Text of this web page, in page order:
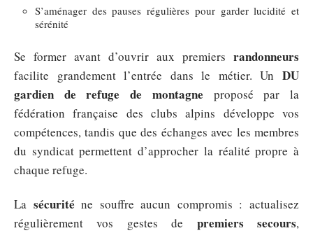
S’aménager des pauses régulières pour garder lucidité et
sérénité
Se former avant d’ouvrir aux premiers randonneurs
facilite grandement l’entrée dans le métier. Un DU
gardien de refuge de montagne proposé par la
fédération française des clubs alpins développe vos
compétences, tandis que des échanges avec les membres
du syndicat permettent d’approcher la réalité propre à
chaque refuge.
La sécurité ne souffre aucun compromis : actualisez
régulièrement vos gestes de premiers secours,